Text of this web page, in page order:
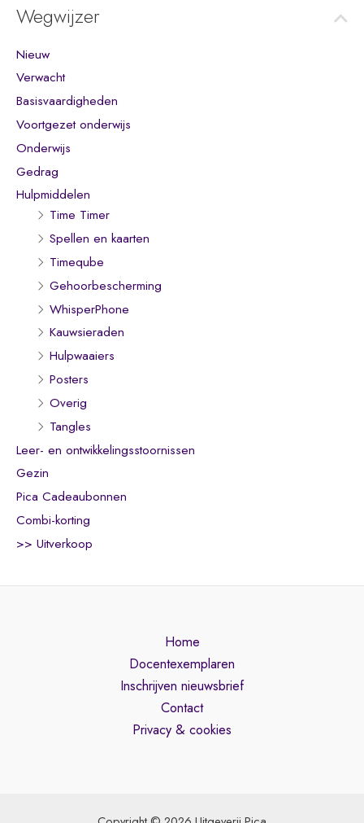
Wegwijzer
Nieuw
Verwacht
Basisvaardigheden
Voortgezet onderwijs
Onderwijs
Gedrag
Hulpmiddelen
Time Timer
Spellen en kaarten
Timeqube
Gehoorbescherming
WhisperPhone
Kauwsieraden
Hulpwaaiers
Posters
Overig
Tangles
Leer- en ontwikkelingsstoornissen
Gezin
Pica Cadeaubonnen
Combi-korting
>> Uitverkoop
Home
Docentexemplaren
Inschrijven nieuwsbrief
Contact
Privacy & cookies